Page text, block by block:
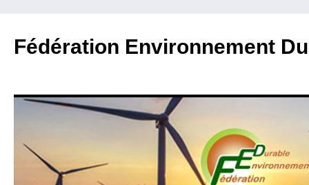
Fédération Environnement